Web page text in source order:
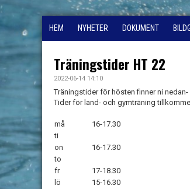
HEM NYHETER DOKUMENT
Träningstider HT 22
2022-06-14 14:10
Träningstider för hösten finner ni
Tider för land- och gymträning
må
16-17.30
ti
on
16-17.30
to
fr
17-18.30
lö
15-16.30